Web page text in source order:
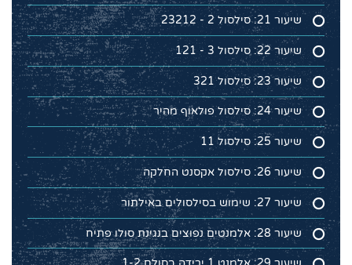
שיעור 21: סילסול 2 - 23212
שיעור 22: סילסול 3 - 121
שיעור 23: סילסול 321
שיעור 24: סילסול פולאוף מהיר
שיעור 25: סילסול 11
שיעור 26: סילסול אקסנט החלקה
שיעור 27: שימוש בסילסולים באילתור
שיעור 28: אלמנטים נפוצים בנגינת סולו פתיח